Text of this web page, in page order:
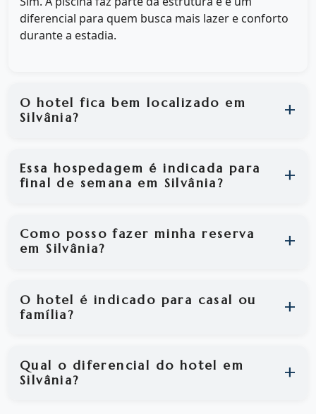
diferencial para quem busca mais lazer e conforto
durante a estadia.
O hotel fica bem localizado em
Silvânia?
Essa hospedagem é indicada para
final de semana em Silvânia?
Como posso fazer minha reserva
em Silvânia?
O hotel é indicado para casal ou
família?
Qual o diferencial do hotel em
Silvânia?